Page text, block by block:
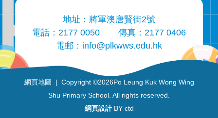
地址：將軍澳唐賢街2號
電話：2177 0050
傳真：2177 0406
電郵： info@plkwws.edu.hk
網頁地圖 | Copyright ©2026Po Leung Kuk Wong Wing
Shu Primary School. All rights reserved.
網頁設計 BY ctd